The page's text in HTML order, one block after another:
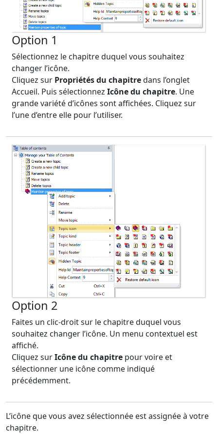
Option 1
Sélectionnez le chapitre duquel vous souhaitez
changer l’icône.
Cliquez sur Propriétés du chapitredans l’onglet
Accueil. Puis sélectionnez Icône du chapitre. Une
grande variété d’icônes sont affichées. Cliquez sur
l’une d’entre elle pour l’utiliser.
Option 2
Faites un clic-droit sur le chapitre duquel vous
souhaitez changer l’icône. Un menu contextuel est
affiché.
Cliquez surIcône du chapitre pour voire et
sélectionner une icône comme indiqué
précédemment.
L’icône que vous avez sélectionnée est assignée à votre
chapitre.